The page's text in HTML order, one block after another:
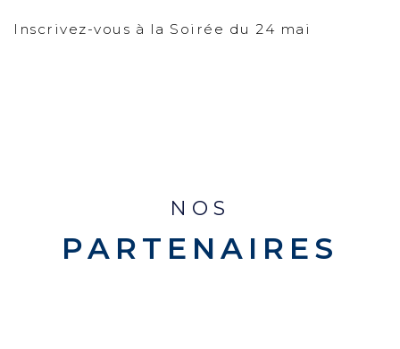
Inscrivez-vous à la Soirée du 24 mai
NOS
PARTENAIRES